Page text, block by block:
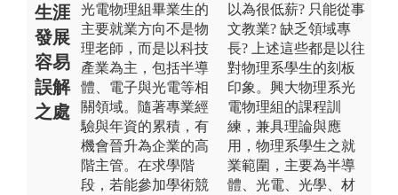
生涯
發展
容易
誤解
之處
光電物理組畢業生的
主要就業方向不是物
理老師，而是以科技
產業為主，包括半導
體、電子與光電等相
關領域。隨著專業經
驗與年資的累積，有
機會晉升為企業的高
階主管。在求學階
段，若能參加學術競
以為很低薪? 只能從事
文教業? 缺乏領域專
長? 上述這些都是以往
對物理系學生的刻板
印象。興大物理系光
電物理組的課程訓
練，兼具理論與應
用，物理系學生之就
業範圍，主要為半導
體、光電、光學、材